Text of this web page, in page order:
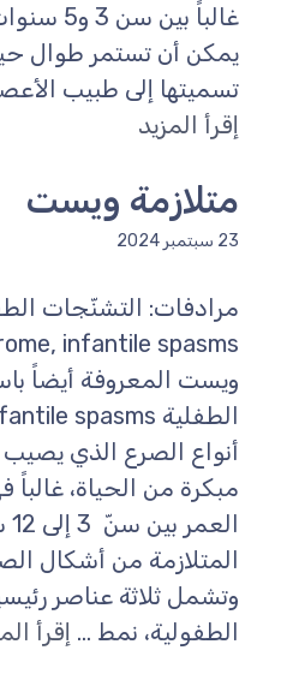
غالباً
يمكن أن تستمر طوال
تسميتها إلى طبيب
إقرأ المزيد
متلازمة ويست
23 سبتمبر 2024
ويست المعروفة أيضاً
أنواع الصرع الذي
مبكرة من الحياة، غالباً
المتلازمة من أشكال
وتشمل ثلاثة عناصر
الطفولية، نمط ... إقرأ